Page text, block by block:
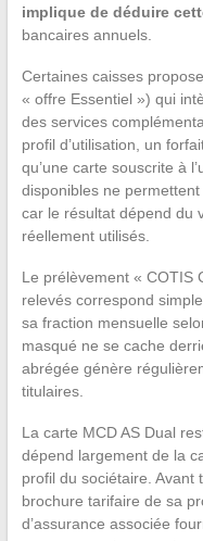
implique de déduire
bancaires annuels.
Certaines caisses
« offre Essentiel ») qui
des services
profil d’utilisation, un
qu’une carte souscrite à
disponibles ne
car le résultat dépend du
réellement utilisés.
Le prélèvement « COTIS
relevés correspond
sa fraction mensuelle
masqué ne se cache
abrégée génère
titulaires.
La carte MCD AS Dual
dépend largement de la
profil du sociétaire. Avant
brochure tarifaire de sa
d’assurance associée